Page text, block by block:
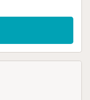
total, con capacidad
una sala
para relajarse y
de la piscina y un